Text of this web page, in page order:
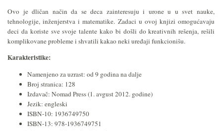
Ovo je dličan način da se deca zainteresuju i urone u u svet nauke,
tehnologije, inženjerstva i matematike. Zadaci u ovoj knjizi omogućavaju
deci da koriste sve svoje talente kako bi došli do kreativnih rešenja, rešili
komplikovane probleme i shvatili kakao neki uređaji funkcionišu.
Karakteristike:
Namenjeno za uzrast: od 9 godina na dalje
Broj stranica: 128
Izdavač: Nomad Press (1. avgust 2012. godine)
Jezik: engleski
ISBN-10: 1936749750
ISBN-13: 978-1936749751